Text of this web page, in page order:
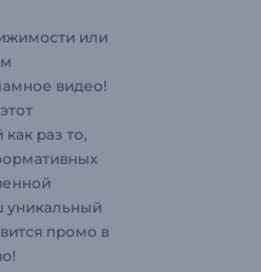
или
видео!
раз то,
уникальный
промо в